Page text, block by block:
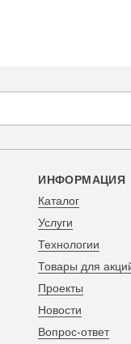
ИНФОРМАЦИЯ
Каталог
Услуги
Технологии
Товары для
Проекты
Новости
Вопрос-ответ